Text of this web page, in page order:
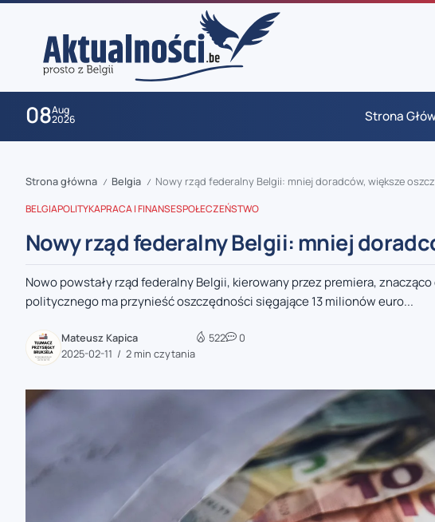
08Aug
2026 Strona
zaobserwuj nas
zaobserwuj nas
zaobserwuj nas
zaobserwuj nas
Strona główna / Belgia / Nowy rząd federalny Belgii: mniej doradców, większe
BELGIAPOLITYKAPRACA I FINANSESPOŁECZEŃSTWO
Nowy rząd federalny Belgii: mniej
Nowo powstały rząd federalny Belgii, kierowany przez premiera,
politycznego ma przynieść oszczędności sięgające 13 milionów euro...
Mateusz Kapica
2025-02-11
2 min czytania
522 0